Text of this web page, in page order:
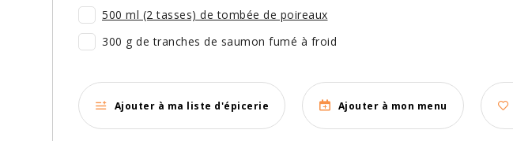
500 ml (2 tasses) de tombée de poireaux
300 g de tranches de saumon fumé à froid
Ajouter à ma liste d'épicerie Ajouter à mon menu